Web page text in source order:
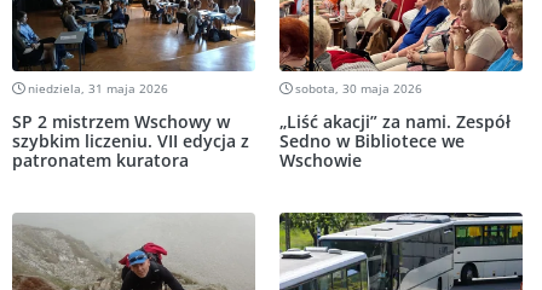
niedziela, 31 maja 2026
SP 2 mistrzem Wschowy w
szybkim liczeniu. VII edycja z
patronatem kuratora
sobota, 30 maja 2026
„Liść akacji” za nami. Zespół
Sedno w Bibliotece we
Wschowie